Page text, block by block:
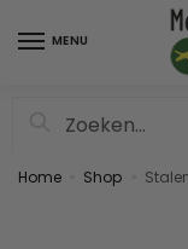
MENU
Home Shop